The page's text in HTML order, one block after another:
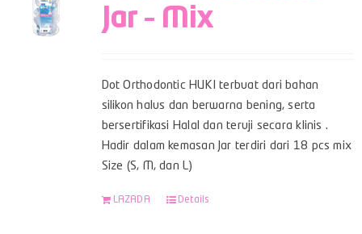
Jar – Mix
Dot Orthodontic HUKI terbuat dari bahan
silikon halus dan berwarna bening, serta
bersertifikasi Halal dan teruji secara klinis .
Hadir dalam kemasan Jar terdiri dari 18 pcs mix
Size (S, M, dan L)
LAZADA Details